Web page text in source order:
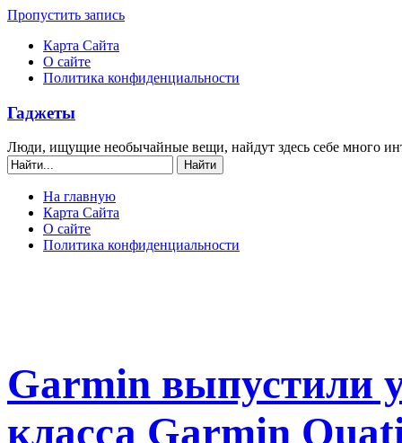
Пропустить запись
Карта Сайта
О сайте
Политика конфиденциальности
Гаджеты
Люди, ищущие необычайные вещи, найдут здесь себе много
На главную
Карта Сайта
О сайте
Политика конфиденциальности
Garmin выпустили
класса Garmin